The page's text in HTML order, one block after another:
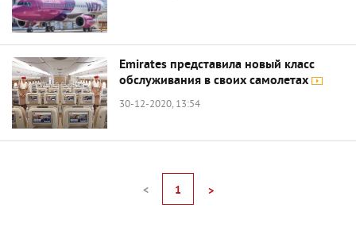
Emirates представила новый класс
обслуживания в своих самолетах
30-12-2020, 13:54
< 1 >